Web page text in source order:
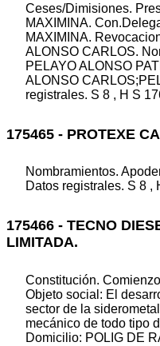
Ceses/Dimisiones.
MAXIMINA.
MAXIMINA.
ALONSO CARLOS.
PELAYO ALONSO
ALONSO
registrales. S 8 , H S
175465 - PROTEXE
Nombramientos.
Datos registrales. S 8 ,
175466 - TECNO
LIMITADA.
Constitución.
Objeto social: El
sector de la
mecánico de todo tipo
Domicilio: POLIG DE